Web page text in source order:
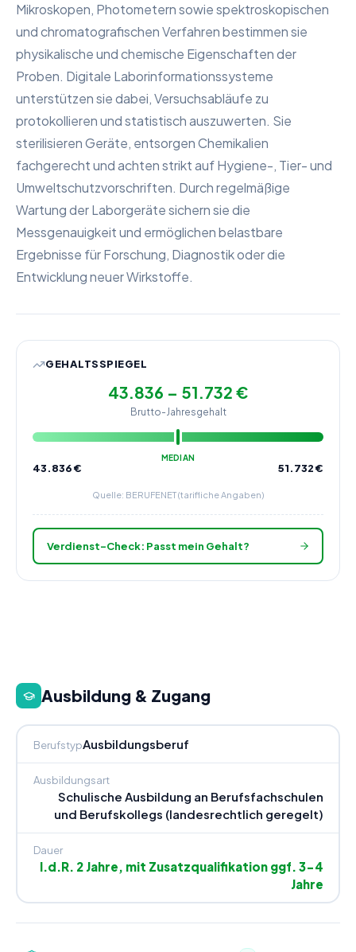
Mikroskopen, Photometern sowie spektroskopischen
und chromatografischen Verfahren bestimmen sie
physikalische und chemische Eigenschaften der
Proben. Digitale Laborinformationssysteme
unterstützen sie dabei, Versuchsabläufe zu
protokollieren und statistisch auszuwerten. Sie
sterilisieren Geräte, entsorgen Chemikalien
fachgerecht und achten strikt auf Hygiene-, Tier- und
Umweltschutzvorschriften. Durch regelmäßige
Wartung der Laborgeräte sichern sie die
Messgenauigkeit und ermöglichen belastbare
Ergebnisse für Forschung, Diagnostik oder die
Entwicklung neuer Wirkstoffe.
GEHALTSSPIEGEL
43.836 – 51.732 €
Brutto-Jahresgehalt
MEDIAN
43.836€ 51.732€
Quelle: BERUFENET (tarifliche Angaben)
Verdienst-Check: Passt mein Gehalt?
Ausbildung & Zugang
BerufstypAusbildungsberuf
Ausbildungsart
Schulische Ausbildung an Berufsfachschulen
und Berufskollegs (landesrechtlich geregelt)
Dauer
I.d.R. 2 Jahre, mit Zusatzqualifikation ggf. 3-4
Jahre